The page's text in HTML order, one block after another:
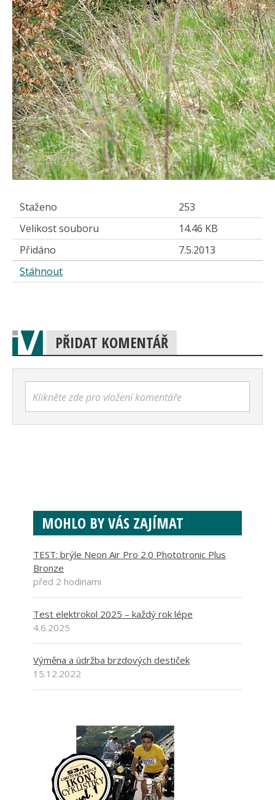
Staženo
253
Velikost souboru
14.46 KB
Přidáno
7.5.2013
Stáhnout
PŘIDAT KOMENTÁŘ
Klikněte zde pro vložení komentáře
MOHLO BY VÁS ZAJÍMAT
TEST: brýle Neon Air Pro 2.0 Phototronic Plus
Bronze
před 2 hodinami
Test elektrokol 2025 – každý rok lépe
4.6.2025
Výměna a údržba brzdových destiček
15.12.2022